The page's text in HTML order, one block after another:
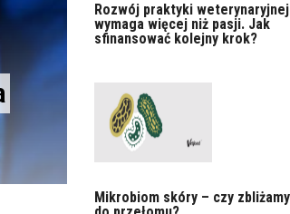
Rozwój praktyki weterynaryjnej
wymaga więcej niż pasji. Jak
sfinansować kolejny krok?
Mikrobiom skóry – czy